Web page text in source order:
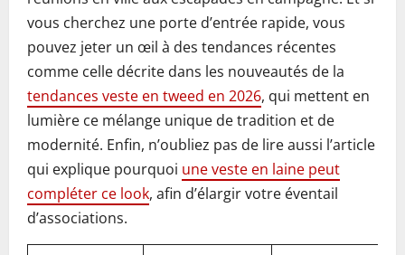
vous cherchez une porte d’entrée rapide, vous
pouvez jeter un œil à des tendances récentes
comme celle décrite dans les nouveautés de la
tendances veste en tweed en 2026, qui mettent en
lumière ce mélange unique de tradition et de
modernité. Enfin, n’oubliez pas de lire aussi l’article
qui explique pourquoi une veste en laine peut
compléter ce look, afin d’élargir votre éventail
d’associations.